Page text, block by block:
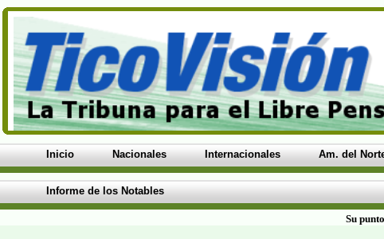
Inicio Nacionales Internacionales Am. del
Informe de los Notables
Su